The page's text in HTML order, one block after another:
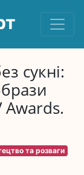
сукні:
Awards.
та розваги